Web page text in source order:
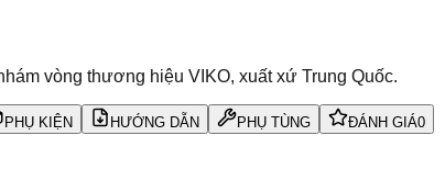
vòng thương hiệu VIKO, xuất xứ Trung Quốc.
PHỤ KIỆN HƯỚNG DẪN PHỤ TÙNG ĐÁNH GIÁ0